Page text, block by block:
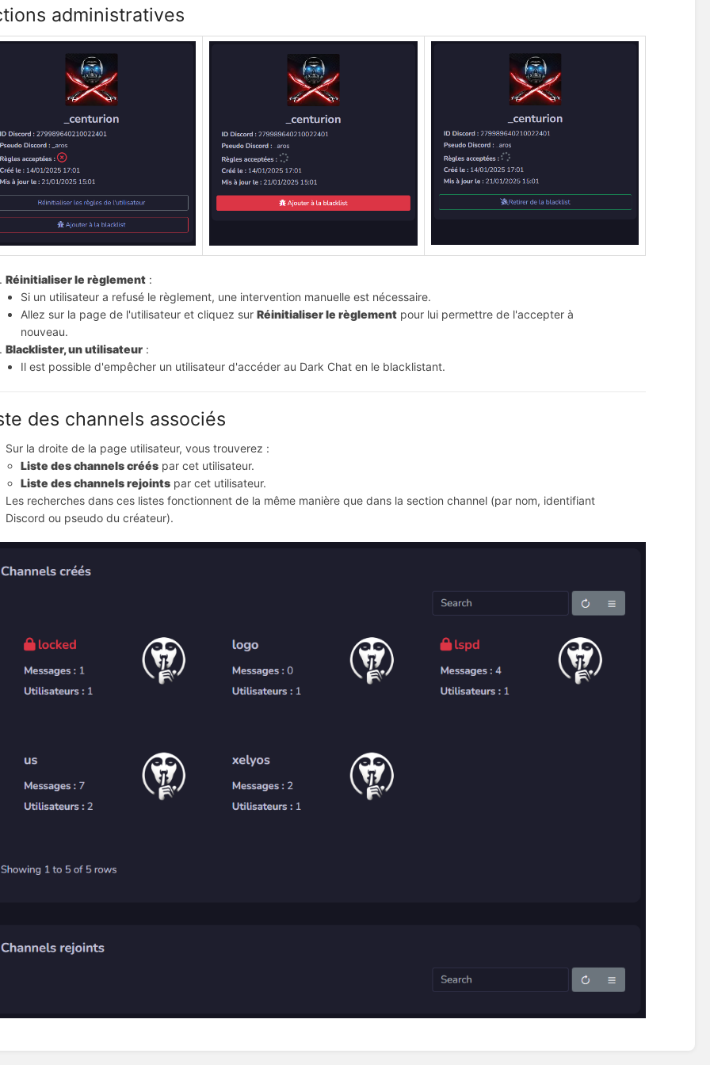
administratives
Réinitialiser le règlement :
Si un utilisateur a refusé le règlement, une intervention manuelle est nécessaire.
Allez sur la page de l'utilisateur et cliquez sur Réinitialiser le règlement pour lui permettre de l'accepter à
nouveau.
Blacklister, un utilisateur :
Il est possible d'empêcher un utilisateur d'accéder au Dark Chat en le blacklistant.
des channels associés
Sur la droite de la page utilisateur, vous trouverez :
Liste des channels créés par cet utilisateur.
Liste des channels rejoints par cet utilisateur.
Les recherches dans ces listes fonctionnent de la même manière que dans la section channel (par nom, identifiant
Discord ou pseudo du créateur).